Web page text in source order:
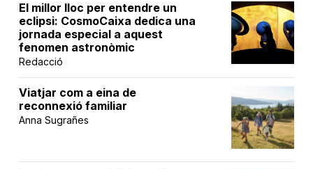
El millor lloc per entendre un
eclipsi: CosmoCaixa dedica una
jornada especial a aquest
fenomen astronòmic
Redacció
Viatjar com a eina de
reconnexió familiar
Anna Sugrañes